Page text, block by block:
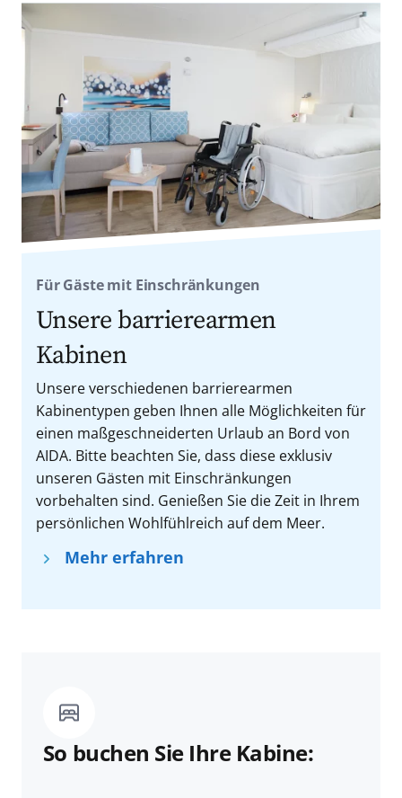
Für Gäste mit Einschränkungen
Unsere barrierearmen
Kabinen
Unsere verschiedenen barrierearmen
Kabinentypen geben Ihnen alle Möglichkeiten für
einen maßgeschneiderten Urlaub an Bord von
AIDA. Bitte beachten Sie, dass diese exklusiv
unseren Gästen mit Einschränkungen
vorbehalten sind. Genießen Sie die Zeit in Ihrem
persönlichen Wohlfühlreich auf dem Meer.
Mehr erfahren
So buchen Sie Ihre Kabine: